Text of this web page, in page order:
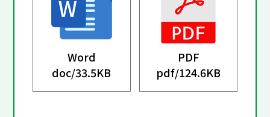
Word
doc/33.5KB
PDF
pdf/124.6KB